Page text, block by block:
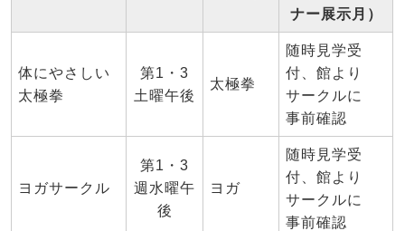
ナー展示月）
体にやさしい
太極拳
第1・3
土曜午後
太極拳
随時見学受
付、館より
サークルに
事前確認
ヨガサークル
第1・3
週水曜午
後
ヨガ
随時見学受
付、館より
サークルに
事前確認